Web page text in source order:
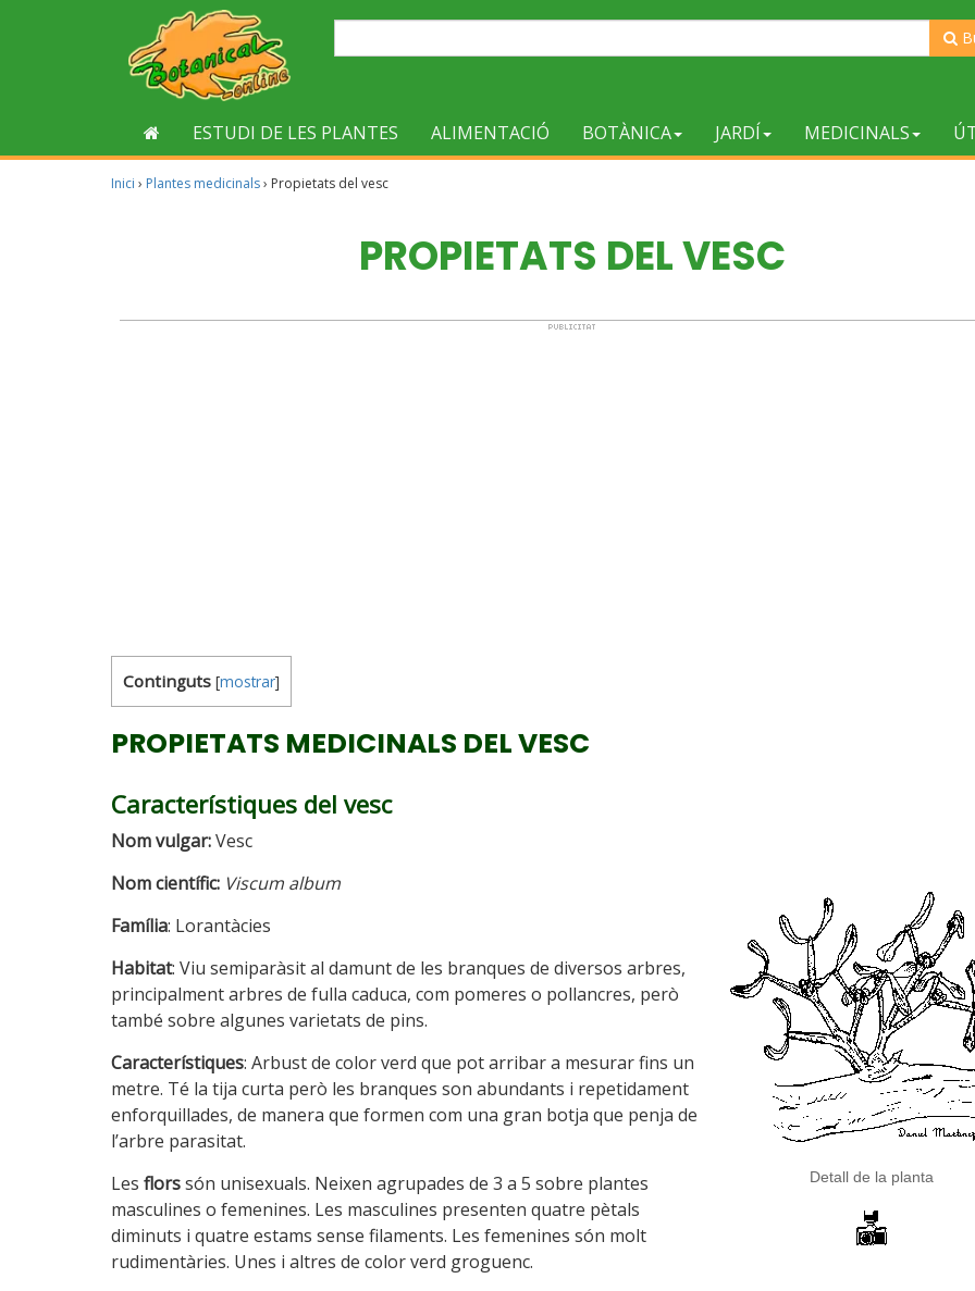
ESTUDI DE LES PLANTES ALIMENTACIÓ BOTÀNICA JARDÍ MEDICINALS
Inici › Plantes medicinals› Propietats del vesc
PROPIETATS DEL VESC
Continguts [mostrar]
PROPIETATS MEDICINALS DEL VESC
Característiques del vesc
Nom vulgar:Vesc
Detall de la planta
Nom científic: Viscum album
Família: Lorantàcies
Habitat: Viu semiparàsit al damunt de les branques de diversos arbres,
principalment arbres de fulla caduca, com pomeres o pollancres, però
també sobre algunes varietats de pins.
Característiques: Arbust de color verd que pot arribar a mesurar fins un
metre. Té la tija curta però les branques son abundants i repetidament
enforquillades, de manera que formen com una gran botja que penja de
l’arbre parasitat.
Les florssón unisexuals. Neixen agrupades de 3 a 5 sobre plantes
masculines o femenines. Les masculines presenten quatre pètals
diminuts i quatre estams sense filaments. Les femenines són molt
rudimentàries. Unes i altres de color verd groguenc.